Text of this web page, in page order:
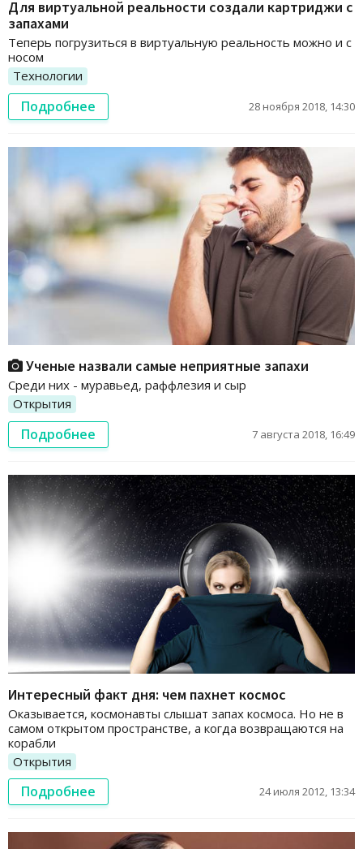
Для виртуальной реальности создали картриджи с
запахами
Теперь погрузиться в виртуальную реальность можно и с
носом
Технологии
Подробнее 28 ноября 2018, 14:30
Ученые назвали самые неприятные запахи
Среди них - муравьед, раффлезия и сыр
Открытия
Подробнее 7 августа 2018, 16:49
Интересный факт дня: чем пахнет космос
Оказывается, космонавты слышат запах космоса. Но не в
самом открытом пространстве, а когда возвращаются на
корабли
Открытия
Подробнее 24 июля 2012, 13:34